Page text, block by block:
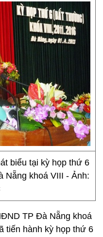
biểu tại kỳ họp thứ 6
khoá VIII - Ảnh:
TP Đà Nẵng khoá
tiến hành kỳ họp thứ 6